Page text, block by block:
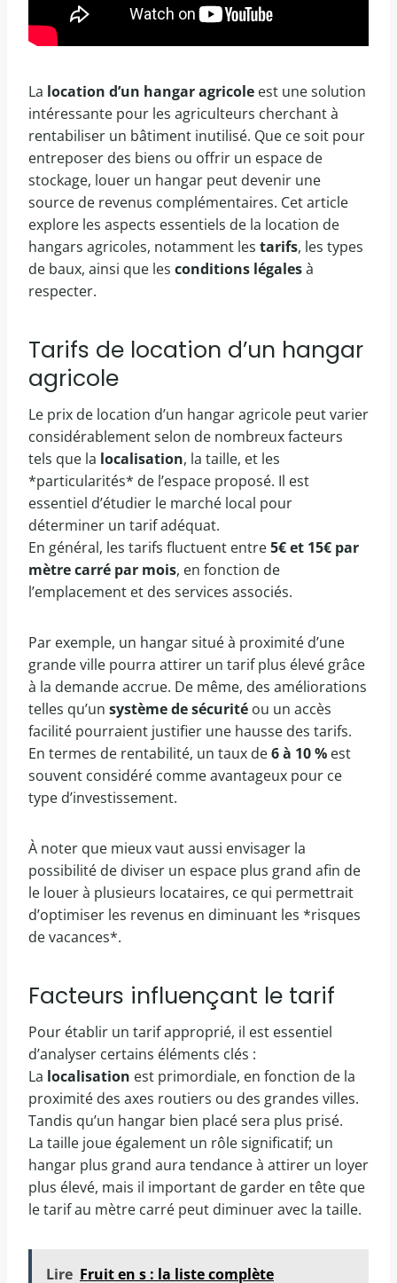
La location d’un hangar agricole est une solution
intéressante pour les agriculteurs cherchant à
rentabiliser un bâtiment inutilisé. Que ce soit pour
entreposer des biens ou offrir un espace de
stockage, louer un hangar peut devenir une
source de revenus complémentaires. Cet article
explore les aspects essentiels de la location de
hangars agricoles, notamment les tarifs, les types
de baux, ainsi que les conditions légalesà
respecter.
Tarifs de location d’un hangar
agricole
Le prix de location d’un hangar agricole peut varier
considérablement selon de nombreux facteurs
tels que la localisation, la taille, et les
*particularités* de l’espace proposé. Il est
essentiel d’étudier le marché local pour
déterminer un tarif adéquat.
En général, les tarifs fluctuent entre5€ et 15€ par
mètre carré par mois, en fonction de
l’emplacement et des services associés.
Par exemple, un hangar situé à proximité d’une
grande ville pourra attirer un tarif plus élevé grâce
à la demande accrue. De même, des améliorations
telles qu’un système de sécurité ou un accès
facilité pourraient justifier une hausse des tarifs.
En termes de rentabilité, un taux de6 à 10 % est
souvent considéré comme avantageux pour ce
type d’investissement.
À noter que mieux vaut aussi envisager la
possibilité de diviser un espace plus grand afin de
le louer à plusieurs locataires, ce qui permettrait
d’optimiser les revenus en diminuant les *risques
de vacances*.
Facteurs influençant le tarif
Pour établir un tarif approprié, il est essentiel
d’analyser certains éléments clés :
La localisation est primordiale, en fonction de la
proximité des axes routiers ou des grandes villes.
Tandis qu’un hangar bien placé sera plus prisé.
La taille joue également un rôle significatif; un
hangar plus grand aura tendance à attirer un loyer
plus élevé, mais il important de garder en tête que
le tarif au mètre carré peut diminuer avec la taille.
Lire Fruit en s : la liste complète